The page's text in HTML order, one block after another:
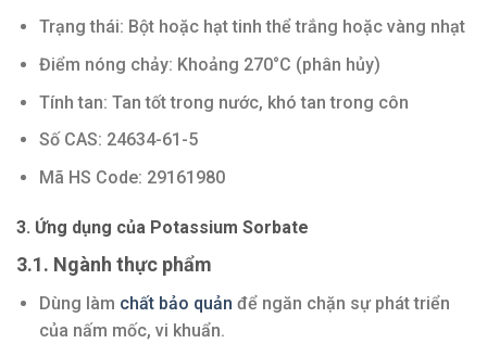
Trạng thái: Bột hoặc hạt tinh thể trắng hoặc vàng nhạt
Điểm nóng chảy: Khoảng 270°C (phân hủy)
Tính tan: Tan tốt trong nước, khó tan trong côn
Số CAS: 24634-61-5
Mã HS Code: 29161980
3. Ứng dụng của Potassium Sorbate
3.1. Ngành thực phẩm
Dùng làm chất bảo quản để ngăn chặn sự phát triển
của nấm mốc, vi khuẩn.